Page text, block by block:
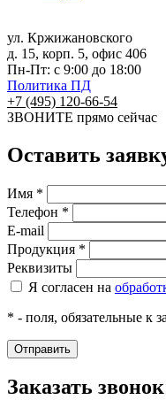
ул. Кржижановского
д. 15, корп. 5, офис 406
Пн-Пт: с 9:00 до 18:00
Политика ПД
+7 (495) 120-66-54
ЗВОНИТЕ прямо сейчас
Оставить
Имя *
Телефон *
E-mail
Продукция *
Реквизиты
Я согласен на
* - поля, обязательные к
Заказать звонок